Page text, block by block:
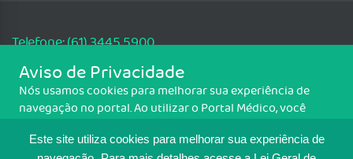
Este site utiliza cookies para melhorar sua experiência de
Telefone: (61) 3445 5900
Email: cfm@portalmedico.org.br
SGAS 616, Conjunto D, Lote 115, L2 Sul, Brasília/DF - CEP: 70200-760 -
CNPJ: 33.583.550/0001-30
Aviso de Privacidade
Nós usamos cookies para melhorar sua experiência de
navegação no portal. Ao utilizar o Portal Médico, você
Para ter mais informações sobre como isso é feito, acesse